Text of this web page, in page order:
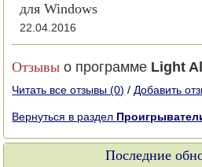
для Windows
22.04.2016
Отзывы о программе Light
Читать все отзывы (0) / Добавить
Вернуться в раздел
Последние